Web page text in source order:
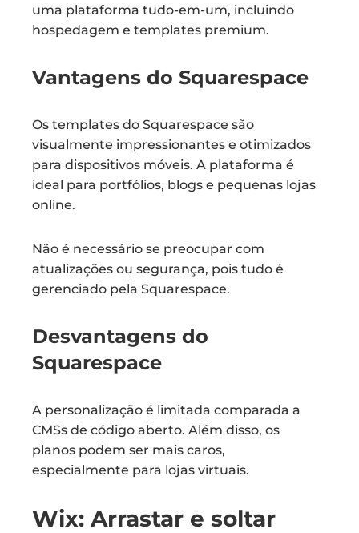
uma plataforma tudo-em-um, incluindo
hospedagem e templates premium.
Vantagens do Squarespace
Os templates do Squarespace são
visualmente impressionantes e otimizados
para dispositivos móveis. A plataforma é
ideal para portfólios, blogs e pequenas lojas
online.
Não é necessário se preocupar com
atualizações ou segurança, pois tudo é
gerenciado pela Squarespace.
Desvantagens do
Squarespace
A personalização é limitada comparada a
CMSs de código aberto. Além disso, os
planos podem ser mais caros,
especialmente para lojas virtuais.
Wix: Arrastar e soltar